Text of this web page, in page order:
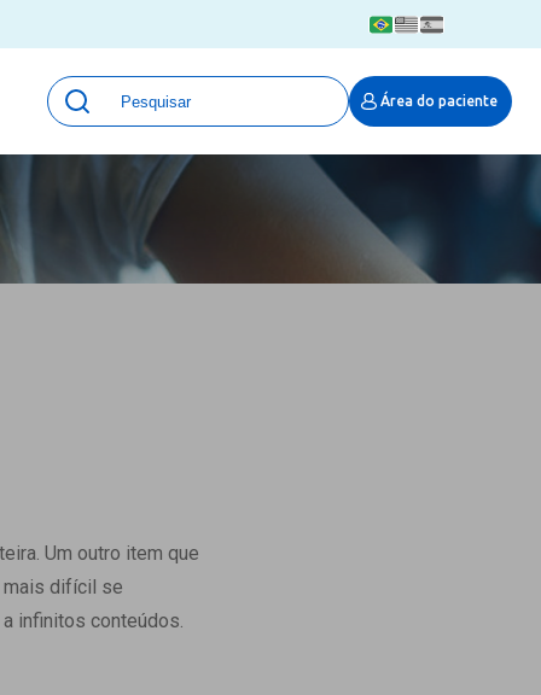
Área do paciente
Unidades
Qualidade e Segurança em saúde
Eventos
Portal Pesquisa
Programa de Qualidade em Pesquisa
(ProQuali)
Tele Interconsultas
Um outro item que
mais difícil se
infinitos conteúdos.